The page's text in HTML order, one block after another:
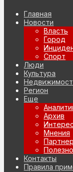
Главная
Новости
Власть
Город
Спорт
Люди
Культура
Регион
Еще
Архив
Мнения
Контакты
Правила